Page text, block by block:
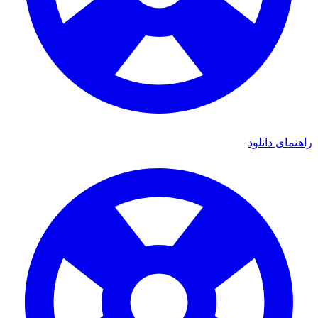
دانلود